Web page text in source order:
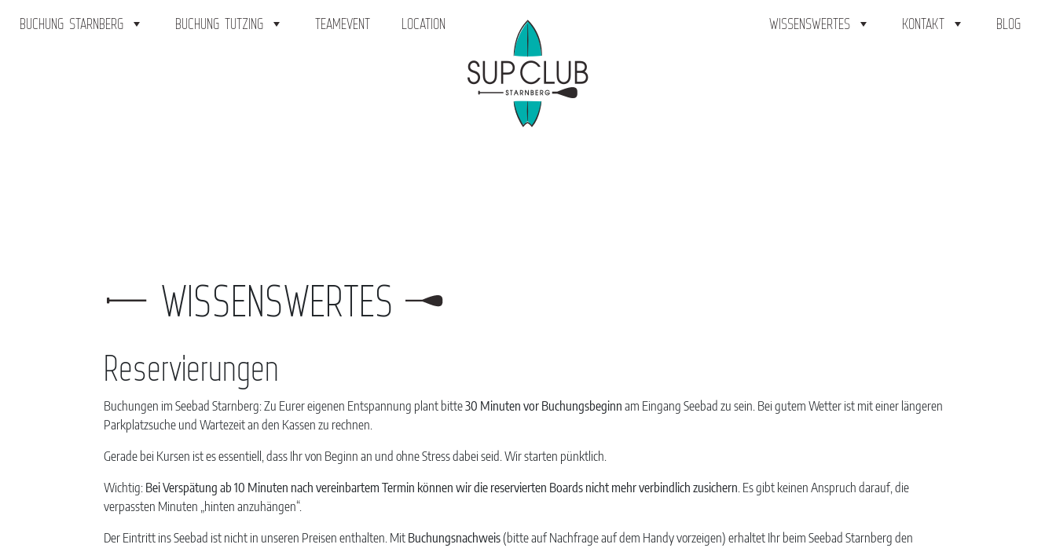
BUCHUNG STARNBERG BUCHUNG TUTZING TEAMEVENT LOCATION BLOG
KONTAKT
WISSENSWERTES
WISSENSWERTES
Reservierungen
Buchungen im Seebad Starnberg: Zu Eurer eigenen Entspannung plant bitte30 Minuten vor Buchungsbeginn am Eingang Seebad zu sein. Bei gutem Wetter ist mit einer längeren
Parkplatzsuche und Wartezeit an den Kassen zu rechnen.
Gerade bei Kursen ist es essentiell, dass Ihr von Beginn an und ohne Stress dabei seid. Wir starten pünktlich.
Wichtig: Bei Verspätung ab 10 Minuten nach vereinbartem Termin können wir die reservierten Boards nicht mehr verbindlich zusichern. Es gibt keinen Anspruch darauf, die
verpassten Minuten „hinten anzuhängen“.
Der Eintritt ins Seebad ist nicht in unseren Preisen enthalten. Mit Buchungsnachweis (bitte auf Nachfrage auf dem Handy vorzeigen) erhaltet Ihr beim Seebad Starnberg den